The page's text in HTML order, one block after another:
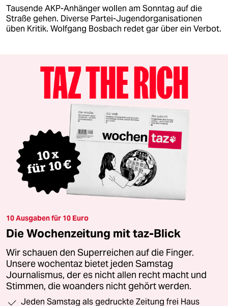
Tausende AKP-Anhänger wollen am Sonntag auf die
Straße gehen. Diverse Partei-Jugendorganisationen
üben Kritik. Wolfgang Bosbach redet gar über ein Verbot.
10 Ausgaben für 10 Euro
Die Wochenzeitung mit taz-Blick
Wir schauen den Superreichen auf die Finger.
Unsere wochentaz bietet jeden Samstag
Journalismus, der es nicht allen recht macht und
Stimmen, die woanders nicht gehört werden.
Jeden Samstag als gedruckte Zeitung frei Haus